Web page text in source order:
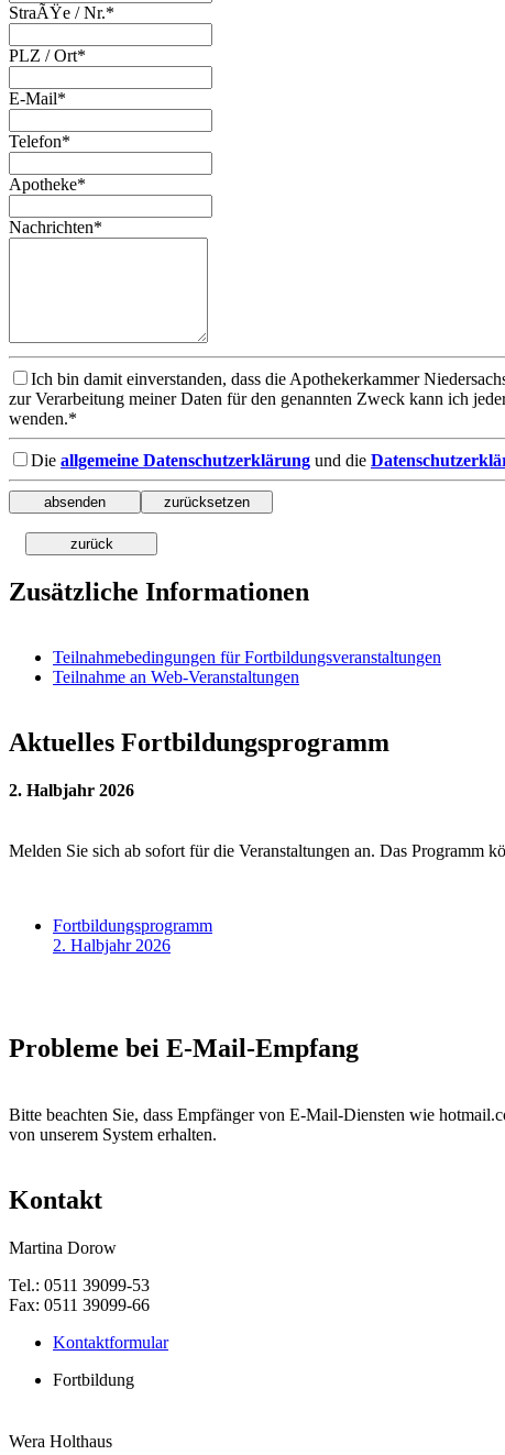
StraÃŸe / Nr.*
PLZ / Ort*
E-Mail*
Telefon*
Apotheke*
Nachrichten*
Ich bin damit einverstanden, dass die Apothekerkammer
zur Verarbeitung meiner Daten für den genannten Zweck kann ich
wenden.*
Die allgemeine Datenschutzerklärung und die
Zusätzliche Informationen
Teilnahmebedingungen für Fortbildungsveranstaltungen
Teilnahme an Web-Veranstaltungen
Aktuelles Fortbildungsprogramm
2. Halbjahr 2026
Melden Sie sich ab sofort für die Veranstaltungen an. Das Programm
Fortbildungsprogramm
2. Halbjahr 2026
Probleme bei E-Mail-Empfang
Bitte beachten Sie, dass Empfänger von E-Mail-Diensten wie
von unserem System erhalten.
Kontakt
Martina Dorow
Tel.: 0511 39099-53
Fax: 0511 39099-66
Kontaktformular
Fortbildung
Wera Holthaus